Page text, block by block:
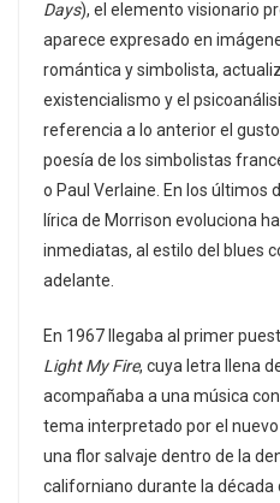
Days), el elemento visionario
aparece expresado en
romántica y simbolista,
existencialismo y el
referencia a lo anterior el
poesía de los simbolistas
o Paul Verlaine. En los últimos
lírica de Morrison evoluciona
inmediatas, al estilo del blues
adelante.
En 1967 llegaba al primer
Light My Fire, cuya letra llena
acompañaba a una música
tema interpretado por el
una flor salvaje dentro de la
californiano durante la década